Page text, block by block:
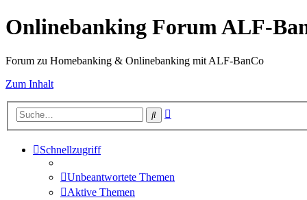
Onlinebanking Forum ALF-
Forum zu Homebanking & Onlinebanking mit ALF-BanCo
Zum Inhalt
Suche
Schnellzugriff
Unbeantwortete Themen
Aktive Themen